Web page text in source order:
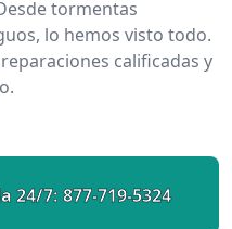
tormentas
lo hemos visto todo.
calificadas y
24/7: 877-719-5324